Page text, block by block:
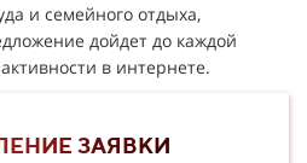
и семейного отдыха,
дойдет до каждой
в интернете.
ЗАЯВКИ